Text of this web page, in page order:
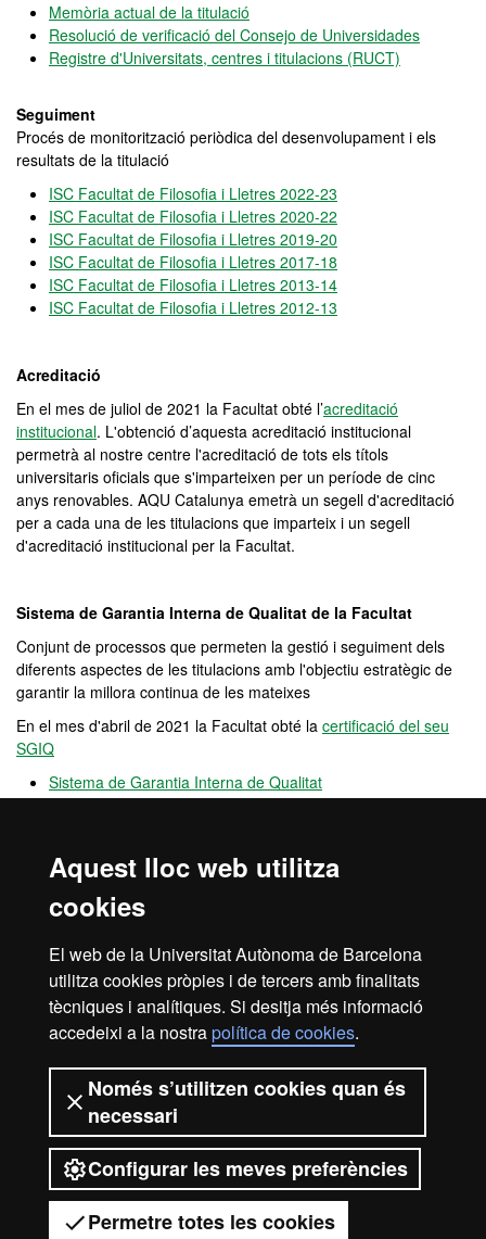
Aquest lloc web utilitza
cookies
El web de la Universitat Autònoma de Barcelona
utilitza cookies pròpies i de tercers amb finalitats
tècniques i analítiques. Si desitja més informació
accedeixi a la nostrapolítica de cookies.
Només s’utilitzen cookies quan és
necessari
Configurar les meves preferències
Permetre totes les cookies
Memòria actual de la titulació
Resolució de verificació del Consejo de Universidades
Registre d'Universitats, centres i titulacions (RUCT)
Seguiment
Procés de monitorització periòdica del desenvolupament i els
resultats de la titulació
ISC Facultat de Filosofia i Lletres 2022-23
ISC Facultat de Filosofia i Lletres 2020-22
ISC Facultat de Filosofia i Lletres 2019-20
ISC Facultat de Filosofia i Lletres 2017-18
ISC Facultat de Filosofia i Lletres 2013-14
ISC Facultat de Filosofia i Lletres 2012-13
Acreditació
En el mes de juliol de 2021 la Facultat obté l’acreditació
institucional. L'obtenció d’aquesta acreditació institucional
permetrà al nostre centre l'acreditació de tots els títols
universitaris oficials que s'imparteixen per un període de cinc
anys renovables. AQU Catalunya emetrà un segell d'acreditació
per a cada una de les titulacions que imparteix i un segell
d'acreditació institucional per la Facultat.
Sistema de Garantia Interna de Qualitat de la Facultat
Conjunt de processos que permeten la gestió i seguiment dels
diferents aspectes de les titulacions amb l'objectiu estratègic de
garantir la millora continua de les mateixes
En el mes d'abril de 2021 la Facultat obté la certificació del seu
SGIQ
Sistema de Garantia Interna de Qualitat
Pla d'Acció Tutorial PAT
OPINA UAB
queixes i felicitacions sobre el funcionament de la UAB
Avís legal Protecció de dades
Sobre el web
Accessibilitat web
2026 Universitat Autònoma de
Barcelona